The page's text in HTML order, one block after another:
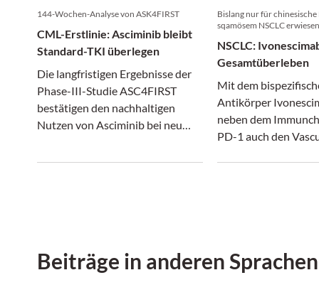
144-Wochen-Analyse von ASK4FIRST
CML-Erstlinie: Asciminib bleibt
Standard-TKI überlegen
Die langfristigen Ergebnisse der
Phase-III-Studie ASC4FIRST
bestätigen den nachhaltigen
Nutzen von Asciminib bei neu
Bislang nur für
sqamösem NSCLC erwiesen
NSCLC:
Gesamtüberleben
Mit dem
Antikörper
neben dem
PD-1 auch den
Histologie
Beiträge in anderen Sprachen